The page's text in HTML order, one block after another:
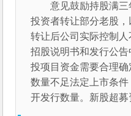
意见鼓励持股满
投资者转让部分老股
转让后公司实际控制
招股说明书和发行公
投项目资金需要合理
数量不足法定上市条
开发行数量。新股超募